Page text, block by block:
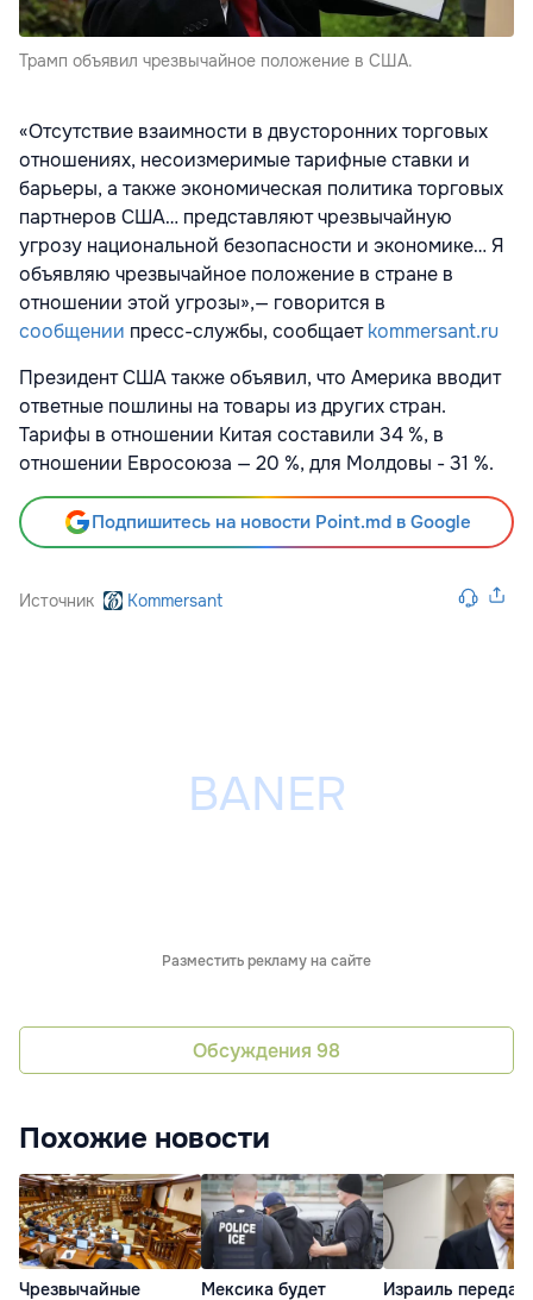
Трамп объявил чрезвычайное положение в США.
«Отсутствие взаимности в двусторонних торговых
отношениях, несоизмеримые тарифные ставки и
барьеры, а также экономическая политика торговых
партнеров США… представляют чрезвычайную
угрозу национальной безопасности и экономике… Я
объявляю чрезвычайное положение в стране в
отношении этой угрозы»,— говорится в
сообщении пресс-службы, сообщаетkommersant.ru
Президент США также объявил, что Америка вводит
ответные пошлины на товары из других стран.
Тарифы в отношении Китая составили 34 %, в
отношении Евросоюза — 20 %, для Молдовы - 31 %.
Подпишитесь на новости Point.md в Google
Источник Kommersant
Разместить рекламу на сайте
Обсуждения 98
Похожие новости
Чрезвычайные Мексика будет Израиль передал